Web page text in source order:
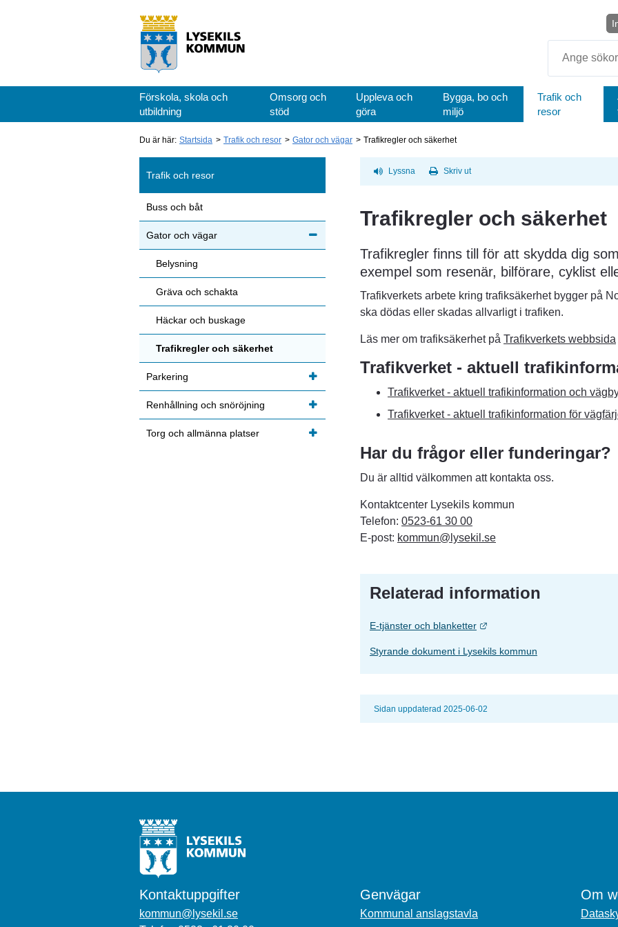
Förskola, skola och
utbildning
Omsorg och
stöd
Uppleva och
göra
Bygga, bo och
miljö
Trafik och
resor
Du är här: Startsida Trafik och resor Gator och vägar Trafikregler och säkerhet
Lyssna Skriv ut
Trafikregler och säkerhet
Trafikregler finns till för att skydda dig
exempel som resenär, bilförare, cyklist
Trafikverkets arbete kring trafiksäkerhet bygger på
ska dödas eller skadas allvarligt i trafiken.
Läs mer om trafiksäkerhet på Trafikverkets webbsida
Trafikverket - aktuell
Trafikverket - aktuell trafikinformation och
Trafikverket - aktuell trafikinformation för
Har du frågor eller funderingar?
Du är alltid välkommen att kontakta oss.
Kontaktcenter Lysekils kommun
Telefon: 0523-61 30 00
E-post: kommun@lysekil.se
Relaterad information
E-tjänster och blanketter Länk till annan webbplats.
Styrande dokument i Lysekils kommun
Sidan uppdaterad 2025-06-02
Trafik och resor
Buss och båt
Gator och vägar
Belysning
Gräva och schakta
Häckar och buskage
Trafikregler och säkerhet
Parkering
Renhållning och snöröjning
Torg och allmänna platser
Kontaktuppgifter
kommun@lysekil.se
Genvägar
Kommunal anslagstavla
Om